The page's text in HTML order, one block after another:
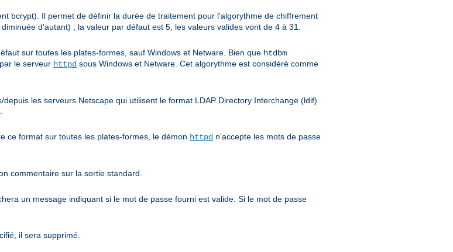
bcrypt). Il permet de définir la durée de traitement pour l'algorythme de chiffrement
d'autant) ; la valeur par défaut est 5, les valeurs valides vont de 4 à 31.
sur toutes les plates-formes, sauf Windows et Netware. Bien que htdbm
le serveur httpd sous Windows et Netware. Cet algorythme est considéré comme
les serveurs Netscape qui utilisent le format LDAP Directory Interchange (ldif).
ce format sur toutes les plates-formes, le démon httpd n'accepte les mots de passe
commentaire sur la sortie standard.
un message indiquant si le mot de passe fourni est valide. Si le mot de passe
il sera supprimé.